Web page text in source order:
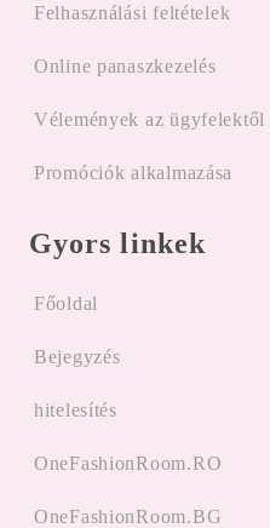
Felhasználási feltételek
Online panaszkezelés
Vélemények az ügyfelektől
Promóciók alkalmazása
Gyors linkek
Főoldal
Bejegyzés
hitelesítés
OneFashionRoom.RO
OneFashionRoom.BG